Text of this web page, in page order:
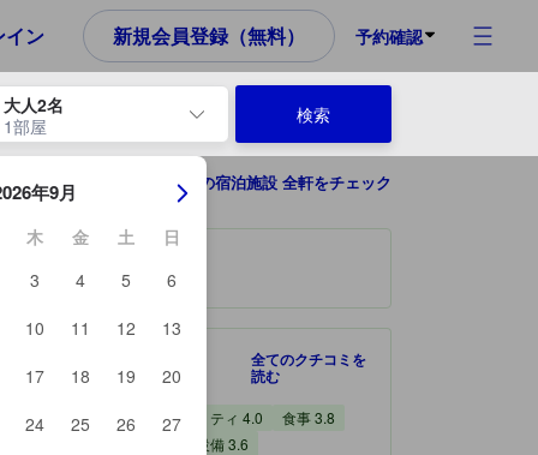
イン 新規会員登録（無料） 予約確認
大人2名
1部屋
使用して、チェックイン日とチェックアウト日を移動します。
年9月
木 金 土
日
3 4 5
6
10 11 12
13
17 18 19
20
24 25 26
27
検索
千葉の宿泊施設 全軒をチェック
す。宿泊施設のクチコミスコア：3.8 / 5 すごく良い 22 件のクチコミ
22 件のクチコミ
全てのクチコミを
読む
お部屋の快適さ・クオリティ 4.0
食事 3.8
施設・設備 3.6
これから宿泊選びをされるユーザーにとっても参考となる信頼で